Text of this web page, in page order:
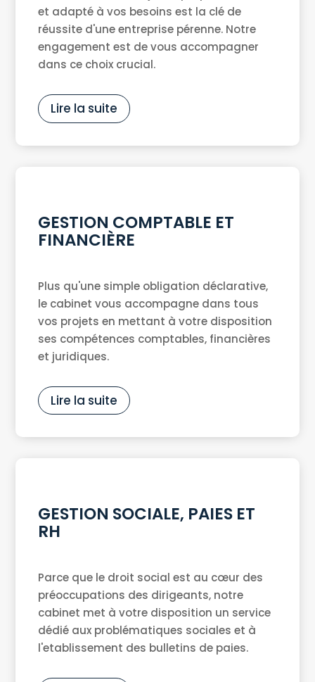
et adapté à vos besoins est la clé de
réussite d'une entreprise pérenne. Notre
engagement est de vous accompagner
dans ce choix crucial.
Lire la suite
GESTION COMPTABLE ET
FINANCIÈRE
Plus qu'une simple obligation déclarative,
le cabinet vous accompagne dans tous
vos projets en mettant à votre disposition
ses compétences comptables, financières
et juridiques.
Lire la suite
GESTION SOCIALE, PAIES ET
RH
Parce que le droit social est au cœur des
préoccupations des dirigeants, notre
cabinet met à votre disposition un service
dédié aux problématiques sociales et à
l'etablissement des bulletins de paies.